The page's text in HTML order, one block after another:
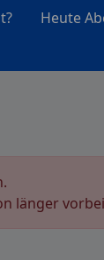
Heute
länger